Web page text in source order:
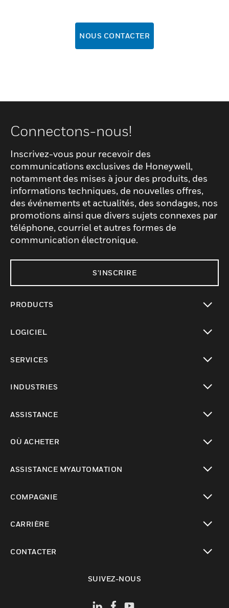
NOUS CONTACTER
Connectons-nous!
Inscrivez-vous pour recevoir des
communications exclusives de Honeywell,
notamment des mises à jour des produits, des
informations techniques, de nouvelles offres,
des événements et actualités, des sondages, nos
promotions ainsi que divers sujets connexes par
téléphone, courriel et autres formes de
communication électronique.
S'INSCRIRE
PRODUCTS
LOGICIEL
SERVICES
INDUSTRIES
ASSISTANCE
OÙ ACHETER
ASSISTANCE MYAUTOMATION
COMPAGNIE
CARRIÈRE
CONTACTER
SUIVEZ-NOUS